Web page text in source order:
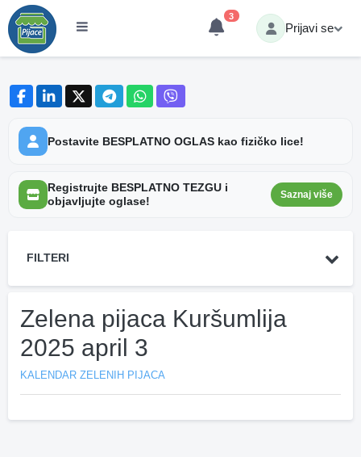
3
Prijavi se
Postavite BESPLATNO OGLAS kao fizičko lice!
Registrujte BESPLATNO TEZGU i
objavljujte oglase!
Saznaj više
FILTERI
Zelena pijaca Kuršumlija
2025 april 3
KALENDAR ZELENIH PIJACA